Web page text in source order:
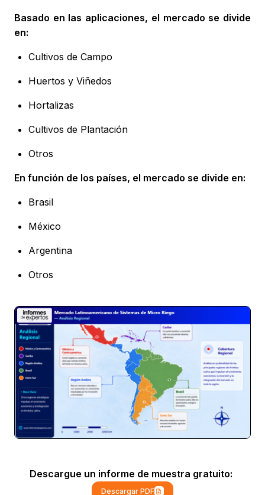
Basado en las aplicaciones, el mercado se divide
en:
Cultivos de Campo
Huertos y Viñedos
Hortalizas
Cultivos de Plantación
Otros
En función de los países, el mercado se divide en:
Brasil
México
Argentina
Otros
Descargue un informe de muestra gratuito:
Descargar PDF